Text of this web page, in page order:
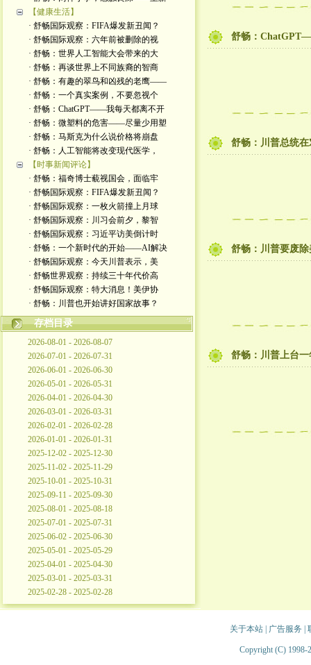
【健康生活】
· 舒畅国际观察：FIFA爆发新丑闻？
· 舒畅国际观察：六年前被删除的视
· 舒畅：世界人工智能大会带来的大
· 舒畅：再谈世界上不同族裔的智商
· 舒畅：有趣的翠鸟和凶残的老鹰——
· 舒畅：一个真实案例，不要忽视个
· 舒畅：ChatGPT——我每天都离不开
· 舒畅：微塑料的危害——尽量少用塑
· 舒畅：马斯克为什么说价格将崩盘
· 舒畅：人工智能将改变现代医学，
【时事新闻评论】
· 舒畅：福奇博士藐视国会，面临牢
· 舒畅国际观察：FIFA爆发新丑闻？
· 舒畅国际观察：一枚火箭撞上月球
· 舒畅国际观察：川习会前夕，黎智
· 舒畅国际观察：习近平访美倒计时
· 舒畅：一个新时代的开始——AI解决
· 舒畅国际观察：今天川普表示，美
· 舒畅世界观察：持续三十年代价高
· 舒畅国际观察：特大消息！美伊协
· 舒畅：川普也开始讲好国家故事？
存档目录
2026-08-01 - 2026-08-07
2026-07-01 - 2026-07-31
2026-06-01 - 2026-06-30
2026-05-01 - 2026-05-31
2026-04-01 - 2026-04-30
2026-03-01 - 2026-03-31
2026-02-01 - 2026-02-28
2026-01-01 - 2026-01-31
2025-12-02 - 2025-12-30
2025-11-02 - 2025-11-29
2025-10-01 - 2025-10-31
2025-09-11 - 2025-09-30
2025-08-01 - 2025-08-18
2025-07-01 - 2025-07-31
2025-06-02 - 2025-06-30
2025-05-01 - 2025-05-29
2025-04-01 - 2025-04-30
2025-03-01 - 2025-03-31
2025-02-28 - 2025-02-28
舒畅：
舒畅：川普总统
舒畅：川普要废
舒畅：川普上台
关于本站| 广告服务
Copyright (C) 1998-